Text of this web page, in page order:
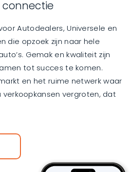
connectie
Autodealers, Universele en
die opzoek zijn naar hele
Gemak en kwaliteit zijn
tot succes te komen.
en het ruime netwerk waar
verkoopkansen vergroten, dat